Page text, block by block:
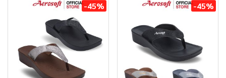
-45% -45%